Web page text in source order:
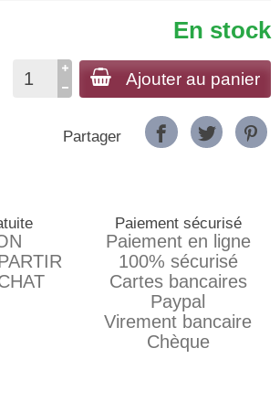
En stock
Ajouter au panier
Partager
Paiement sécurisé
Paiement en ligne
100% sécurisé
Cartes bancaires
Paypal
Virement bancaire
Chèque